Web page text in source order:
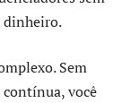
dinheiro.
Sem
contínua, você